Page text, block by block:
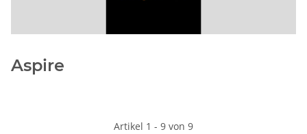
Aspire
Artikel 1 - 9 von 9